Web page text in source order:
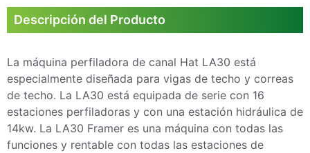
Descripción del Producto
La máquina perfiladora de canal Hat LA30 está
especialmente diseñada para vigas de techo y correas
de techo. La LA30 está equipada de serie con 16
estaciones perfiladoras y con una estación hidráulica de
14kw. La LA30 Framer es una máquina con todas las
funciones y rentable con todas las estaciones de